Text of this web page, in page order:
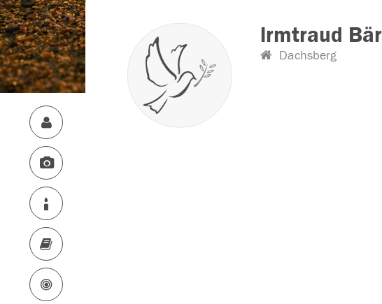
lrmtraud Bär
Dachsberg